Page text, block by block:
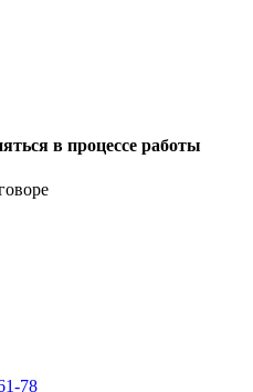
в процессе работы
78